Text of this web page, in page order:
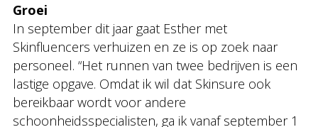
Groei
In september dit jaar gaat Esther met
Skinfluencers verhuizen en ze is op zoek naar
personeel. “Het runnen van twee bedrijven is een
lastige opgave. Omdat ik wil dat Skinsure ook
bereikbaar wordt voor andere
schoonheidsspecialisten, ga ik vanaf september 1